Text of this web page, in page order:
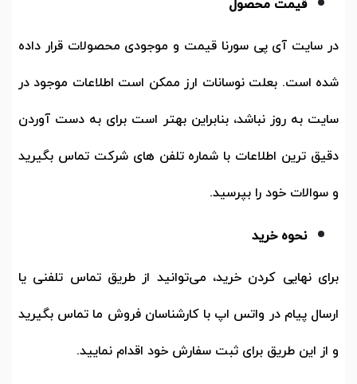
قیمت محصول
در سایت آی پی سورنا قیمت و موجودی محصولات قرار داده
شده است. بعلت نوسانات ارز ممکن است اطلاعات موجود در
سایت به روز نباشد، بنابراین بهتر است برای به دست آوردن
دقیق ترین اطلاعات با شماره تلفن های شرکت تماس بگیرید
و سوالات خود را بپرسید.
نحوه خرید
برای نهایی کردن خرید، می‌توانید از طریق تماس تلفنی یا
ارسال پیام در واتس اپ با کارشناسان فروش ما تماس بگیرید
و از این طریق برای ثبت سفارش خود اقدام نمایید.